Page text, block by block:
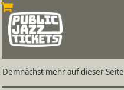
Demnächst mehr auf dieser Seite